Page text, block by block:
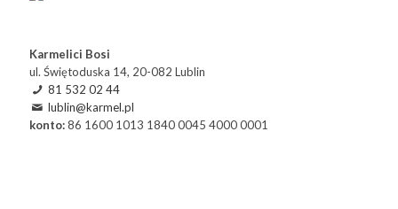
Karmelici Bosi
ul. Świętoduska 14, 20-082 Lublin
81 532 02 44
lublin@karmel.pl
konto:86 1600 1013 1840 0045 4000 0001